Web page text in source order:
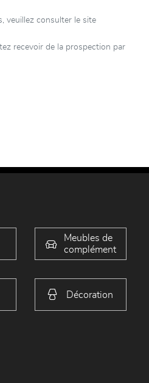
veuillez consulter le site
recevoir de la prospection par
Meubles de
complément
Décoration